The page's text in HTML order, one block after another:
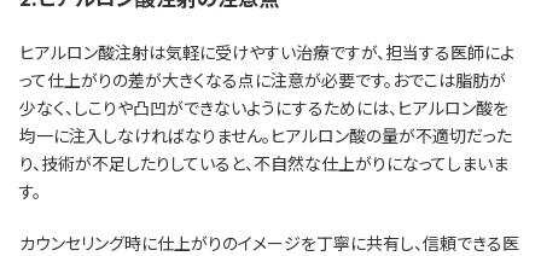
ヒアルロン酸注射は気軽に受けやすい治療ですが、担当する医師によ
って仕上がりの差が大きくなる点に注意が必要です。おでこは脂肪が
少なく、しこりや凸凹ができないようにするためには、ヒアルロン酸を
均一に注入しなければなりません。ヒアルロン酸の量が不適切だった
り、技術が不足したりしていると、不自然な仕上がりになってしまいま
す。
カウンセリング時に仕上がりのイメージを丁寧に共有し、信頼できる医